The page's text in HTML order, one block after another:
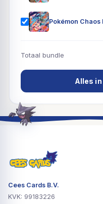
Pokémon Chaos
Totaal bundle
Alles
Cees Cards B.V.
KVK: 99183226